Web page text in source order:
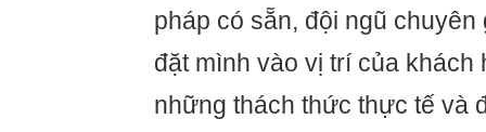
pháp có sẵn, đội ngũ chuyên
đặt mình vào vị trí của khách
những thách thức thực tế và